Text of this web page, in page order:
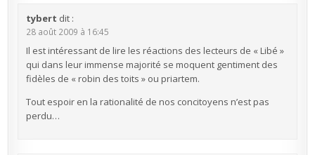
tybert dit :
28 août 2009 à 16:45
Il est intéressant de lire les réactions des lecteurs de « Libé »
qui dans leur immense majorité se moquent gentiment des
fidèles de « robin des toits » ou priartem.
Tout espoir en la rationalité de nos concitoyens n’est pas
perdu…